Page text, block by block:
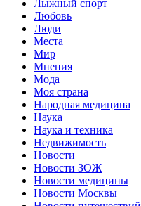
Лыжный спорт
Любовь
Люди
Места
Мир
Мнения
Мода
Моя страна
Народная медицина
Наука
Наука и техника
Недвижимость
Новости
Новости ЗОЖ
Новости медицины
Новости Москвы